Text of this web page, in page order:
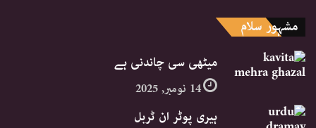
مشہور سلام
میٹھی سی چاندنی ہے
14 نومبر, 2025
ہیری پوٹر ان ٹربل